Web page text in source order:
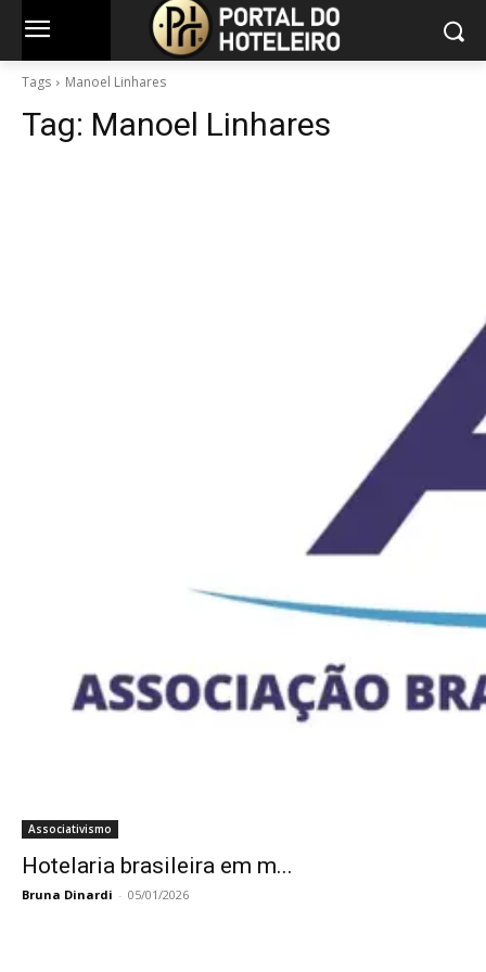
Tags Manoel Linhares
Tag: Manoel Linhares
Associativismo
Hotelaria brasileira em m...
Bruna Dinardi - 05/01/2026